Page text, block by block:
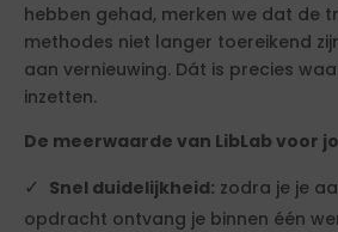
hebben gehad, merken we dat de
methodes niet langer toereikend
aan vernieuwing. Dát is precies
inzetten.
De meerwaarde van LibLab voor
Snel duidelijkheid: zodra je je
opdracht ontvang je binnen één